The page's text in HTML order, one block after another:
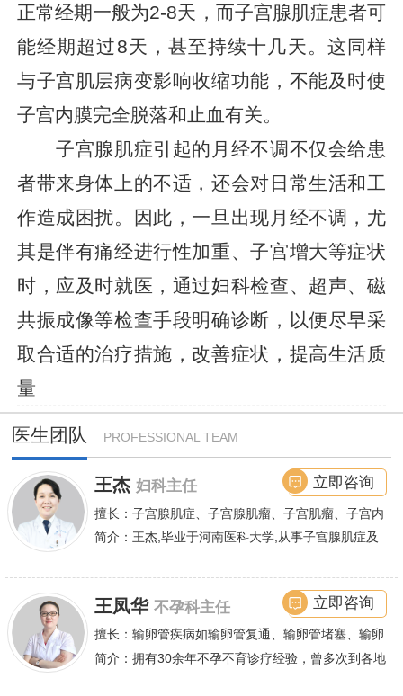
正常经期一般为2-8天，而子宫腺肌症患者可
能经期超过8天，甚至持续十几天。这同样
与子宫肌层病变影响收缩功能，不能及时使
子宫内膜完全脱落和止血有关。
子宫腺肌症引起的月经不调不仅会给患
者带来身体上的不适，还会对日常生活和工
作造成困扰。因此，一旦出现月经不调，尤
其是伴有痛经进行性加重、子宫增大等症状
时，应及时就医，通过妇科检查、超声、磁
共振成像等检查手段明确诊断，以便尽早采
取合适的治疗措施，改善症状，提高生活质
量
医生团队 PROFESSIONAL TEAM
王杰 妇科主任
擅长：子宫腺肌症、子宫腺肌瘤、子宫肌瘤、子宫内
膜异位症等,长年致力于妇科微创手术及显微妇科手
卵管堵塞、输卵管复通、输卵管粘连等女性输卵管性
不孕及子宫性不孕、多囊卵巢等都有丰富诊疗经验
简介：王杰,毕业于河南医科大学,从事子宫腺肌症及
立即咨询
王凤华 不孕科主任
擅长：输卵管疾病如输卵管复通、输卵管堵塞、输卵
管积水、输卵管粘连;盆腔粘连、宫腔粘连、多囊卵
简介：拥有30余年不孕不育诊疗经验，曾多次到各地
立即咨询